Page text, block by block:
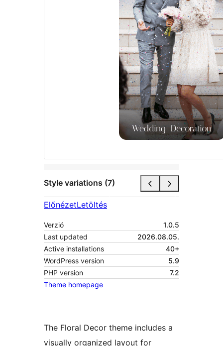
Style variations (7)
ElőnézetLetöltés
Verzió
1.0.5
Last updated
2026.08.05.
Active installations
40+
WordPress version
5.9
PHP version
7.2
Theme homepage
The Floral Decor theme includes a
visually organized layout for